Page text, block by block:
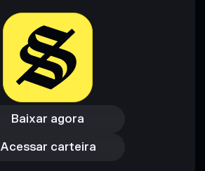
Baixar agora
Baixar agora
Acessar carteira
Acessar carteira